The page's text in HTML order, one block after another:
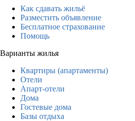
Как сдавать жильё
Разместить объявление
Бесплатное страхование
Помощь
Варианты жилья
Квартиры (апартаменты)
Отели
Апарт-отели
Дома
Гостевые дома
Базы отдыха